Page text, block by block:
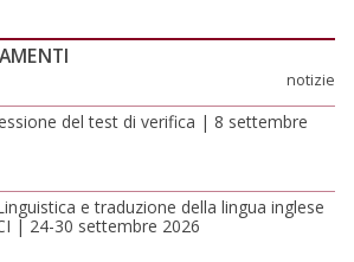
notizie
| 24-30 settembre 2026